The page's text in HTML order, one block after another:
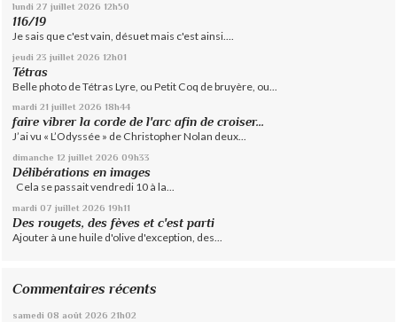
lundi 27 juillet 2026 12h50
116/19
Je sais que c'est vain, désuet mais c'est ainsi....
jeudi 23 juillet 2026 12h01
Tétras
Belle photo de Tétras Lyre, ou Petit Coq de bruyère, ou...
mardi 21 juillet 2026 18h44
faire vibrer la corde de l'arc afin de croiser...
J’ai vu « L’Odyssée » de Christopher Nolan deux...
dimanche 12 juillet 2026 09h33
Délibérations en images
Cela se passait vendredi 10 à la...
mardi 07 juillet 2026 19h11
Des rougets, des fèves et c'est parti
Ajouter à une huile d'olive d'exception, des...
Commentaires récents
samedi 08 août 2026 21h02